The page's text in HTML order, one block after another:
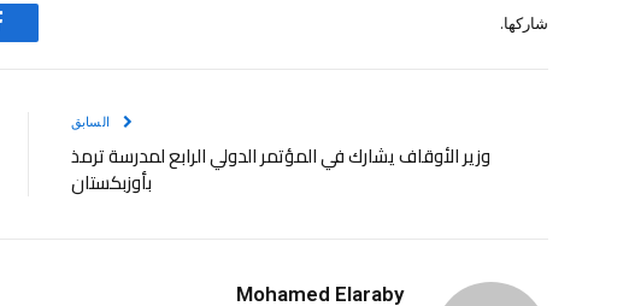
شاركها.
السابق
وزير الأوقاف يشارك في المؤتمر الدولي الرابع لمدرسة ترمذ
بأوزبكستان
Mohamed Elaraby